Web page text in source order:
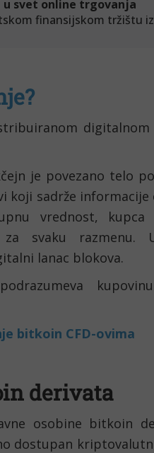
digitalnom
je povezano telo
koji sadrže
vrednost,
svaku razmenu.
lanac blokova.
bitkoin CFD-ovima
derivata
osobine bitkoin
dostupan